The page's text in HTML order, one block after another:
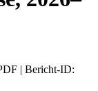
| Bericht-ID: